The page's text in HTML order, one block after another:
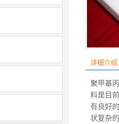
详细介绍
聚甲基
料是目
有良好
状复杂